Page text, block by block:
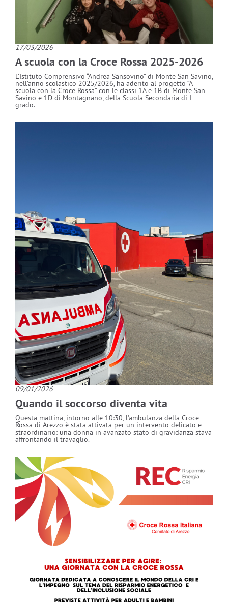
17/03/2026
A scuola con la Croce Rossa 2025-2026
L’Istituto Comprensivo “Andrea Sansovino” di Monte San Savino,
nell’anno scolastico 2025/2026, ha aderito al progetto “A
scuola con la Croce Rossa” con le classi 1A e 1B di Monte San
Savino e 1D di Montagnano, della Scuola Secondaria di I
grado.
09/01/2026
Quando il soccorso diventa vita
Questa mattina, intorno alle 10:30, l'ambulanza della Croce
Rossa di Arezzo è stata attivata per un intervento delicato e
straordinario: una donna in avanzato stato di gravidanza stava
affrontando il travaglio.